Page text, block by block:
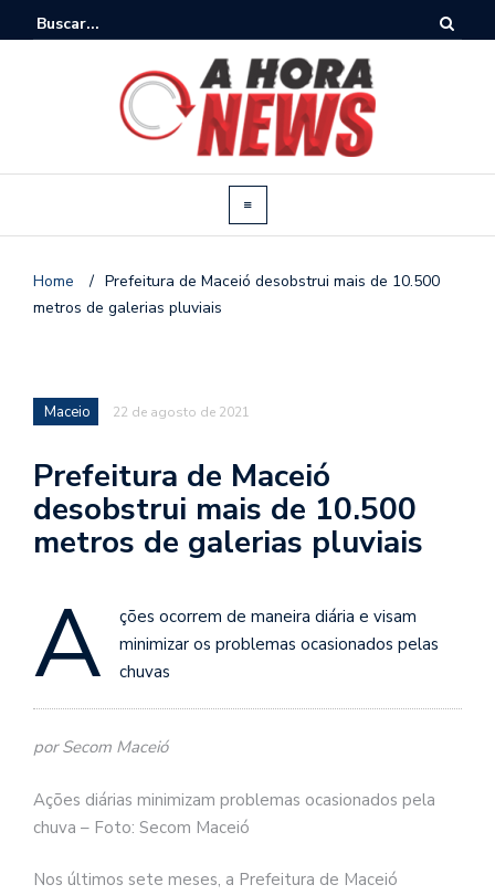
Home / Prefeitura de Maceió desobstrui mais de 10.500
metros de galerias pluviais
Maceio 22 de agosto de 2021
Prefeitura de Maceió
desobstrui mais de 10.500
metros de galerias pluviais
A
ções ocorrem de maneira diária e visam
minimizar os problemas ocasionados pelas
chuvas
por Secom Maceió
Ações diárias minimizam problemas ocasionados pela
chuva – Foto: Secom Maceió
Nos últimos sete meses, a Prefeitura de Maceió